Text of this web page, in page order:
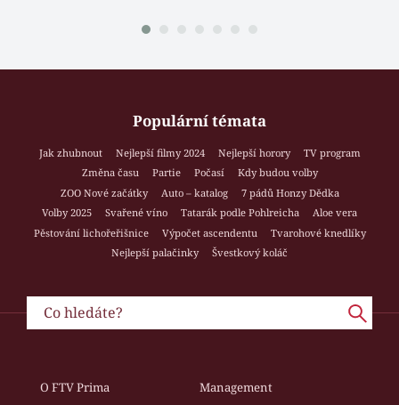
Populární témata
Jak zhubnout Nejlepší filmy 2024 Nejlepší horory
TV program
Změna času
Partie Počasí
Kdy budou volby
ZOO Nové začátky
Auto – katalog
7 pádů Honzy Dědka
Volby 2025
Svařené víno Tatarák podle Pohlreicha
Aloe vera
Pěstování lichořeřišnice
Výpočet ascendentu
Tvarohové knedlíky
Nejlepší palačinky
Švestkový koláč
O FTV Prima
Management